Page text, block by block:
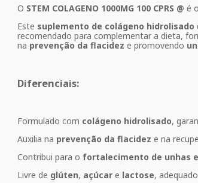
O STEM COLAGENO 1000MG 100 CPRS @ é
Este suplemento de colágeno hidrolisado
recomendado para complementar a dieta,
na prevenção da flacidez e promovendo
Diferenciais:
Formulado com colágeno hidrolisado,
Auxilia na prevenção da flacidez e na
Contribui para o fortalecimento de unhas
Livre de glúten, açúcar e lactose,